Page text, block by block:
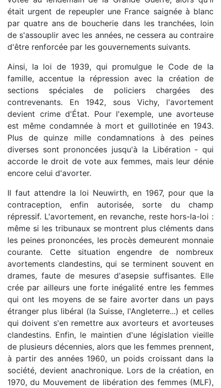
était urgent de repeupler une France saignée à blanc
par quatre ans de boucherie dans les tranchées, loin
de s'assouplir avec les années, ne cessera au contraire
d'être renforcée par les gouvernements suivants.
Ainsi, la loi de 1939, qui promulgue le Code de la
famille, accentue la répression avec la création de
sections spéciales de policiers chargées des
contrevenants. En 1942, sous Vichy, l'avortement
devient crime d'État. Pour l'exemple, une avorteuse
est même condamnée à mort et guillotinée en 1943.
Plus de quinze mille condamnations à des peines
diverses sont prononcées jusqu'à la Libération - qui
accorde le droit de vote aux femmes, mais leur dénie
encore celui d'avorter.
Il faut attendre la loi Neuwirth, en 1967, pour que la
contraception, enfin autorisée, sorte du champ
répressif. L'avortement, en revanche, reste hors-la-loi :
même si les tribunaux se montrent plus cléments dans
les peines prononcées, les procès demeurent monnaie
courante. Cette situation engendre de nombreux
avortements clandestins, qui se terminent souvent en
drames, faute de mesures d'asepsie suffisantes. Elle
crée par ailleurs une forte inégalité entre les femmes
qui ont les moyens de se faire avorter dans un pays
étranger plus libéral (la Suisse, l'Angleterre...) et celles
qui doivent s'en remettre aux avorteurs et avorteuses
clandestins. Enfin, le maintien d'une législation vieille
de plusieurs décennies, alors que les femmes prennent,
à partir des années 1960, un poids croissant dans la
société, devient anachronique. Lors de la création, en
1970, du Mouvement de libération des femmes (MLF),